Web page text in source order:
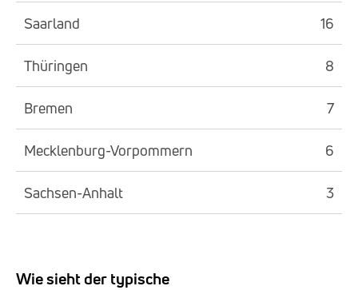
Saarland 16
Thüringen 8
Bremen 7
Mecklenburg-Vorpommern 6
Sachsen-Anhalt 3
Wie sieht der typische